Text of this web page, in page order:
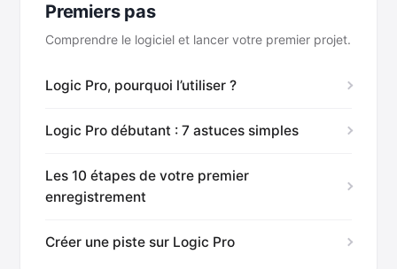
Premiers pas
Comprendre le logiciel et lancer votre premier projet.
Logic Pro, pourquoi l’utiliser ?
Logic Pro débutant : 7 astuces simples
Les 10 étapes de votre premier
enregistrement
Créer une piste sur Logic Pro